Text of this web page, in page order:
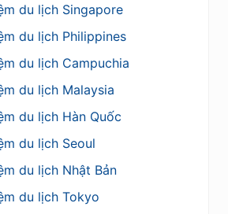
du lịch Singapore
du lịch Philippines
du lịch Campuchia
du lịch Malaysia
du lịch Hàn Quốc
du lịch Seoul
du lịch Nhật Bản
du lịch Tokyo